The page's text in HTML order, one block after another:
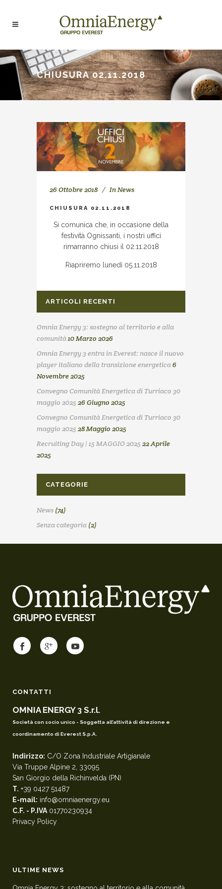
CHIUSURA 02.11.2018
26 Ottobre 2018 InNews
CHIUSURA 02.11.2018
Si comunica che, in occasione della
festività Ognissanti, i nostri uffici
rimarranno chiusi il 02.11.2018
Riapriremo lunedì 05.11.2018
ARTICOLI RECENTI
Omnia Energy 3: sostegno al territorio e alla
comunità10 Marzo 2026
Omnia Energy 3 entra in Everest: nasce il nuovo
player italiano della transizione energetica6
Novembre 2025
Convegno Comunità Energetica di Turriaco 30
maggio 202526 Giugno 2025
Convegno Comunità Energetica di Turriaco 30
maggio 202528 Maggio 2025
Recruiting Day | 15 MAGGIO 202522 Aprile
2025
CATEGORIE
News (74)
Senza categoria (2)
CONTATTI
OMNIA ENERGY 3 S.r.l.
Società con socio unico - Soggetta all’attività di direzione e
coordinamento di Everest S.p.A.
Indirizzo: C/O Zona Industriale Artigianale
Via Truppe Alpine 2, 33095
San Giorgio della Richinvelda (PN)
T. +39 0427 51487
E-mail: info@omniaenergy.eu
C.F. - P.IVA01770230934
Privacy Policy
ULTIME NEWS